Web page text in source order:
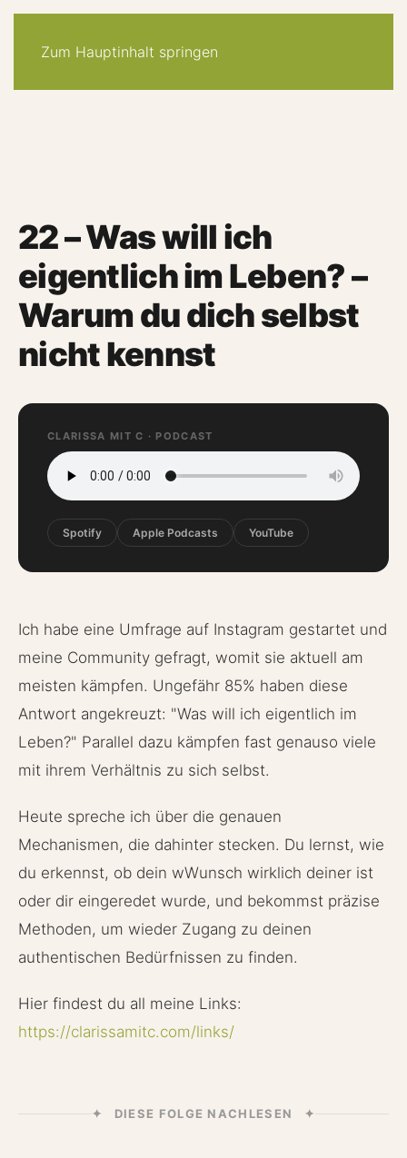
Zum Hauptinhalt springen
22 – Was will ich
eigentlich im Leben? –
Warum du dich selbst
nicht kennst
CLARISSA MIT C · PODCAST
Spotify Apple Podcasts YouTube
Ich habe eine Umfrage auf Instagram gestartet und
meine Community gefragt, womit sie aktuell am
meisten kämpfen. Ungefähr 85% haben diese
Antwort angekreuzt: "Was will ich eigentlich im
Leben?" Parallel dazu kämpfen fast genauso viele
mit ihrem Verhältnis zu sich selbst.
Heute spreche ich über die genauen
Mechanismen, die dahinter stecken. Du lernst, wie
du erkennst, ob dein wWunsch wirklich deiner ist
oder dir eingeredet wurde, und bekommst präzise
Methoden, um wieder Zugang zu deinen
authentischen Bedürfnissen zu finden.
Hier findest du all meine Links:
https://clarissamitc.com/links/
✦ DIESE FOLGE NACHLESEN ✦